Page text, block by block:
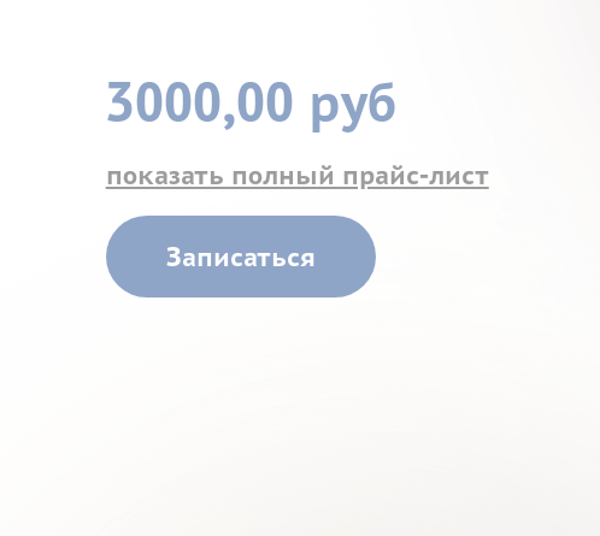
3000,00 руб
показать полный прайс-лист
Записаться